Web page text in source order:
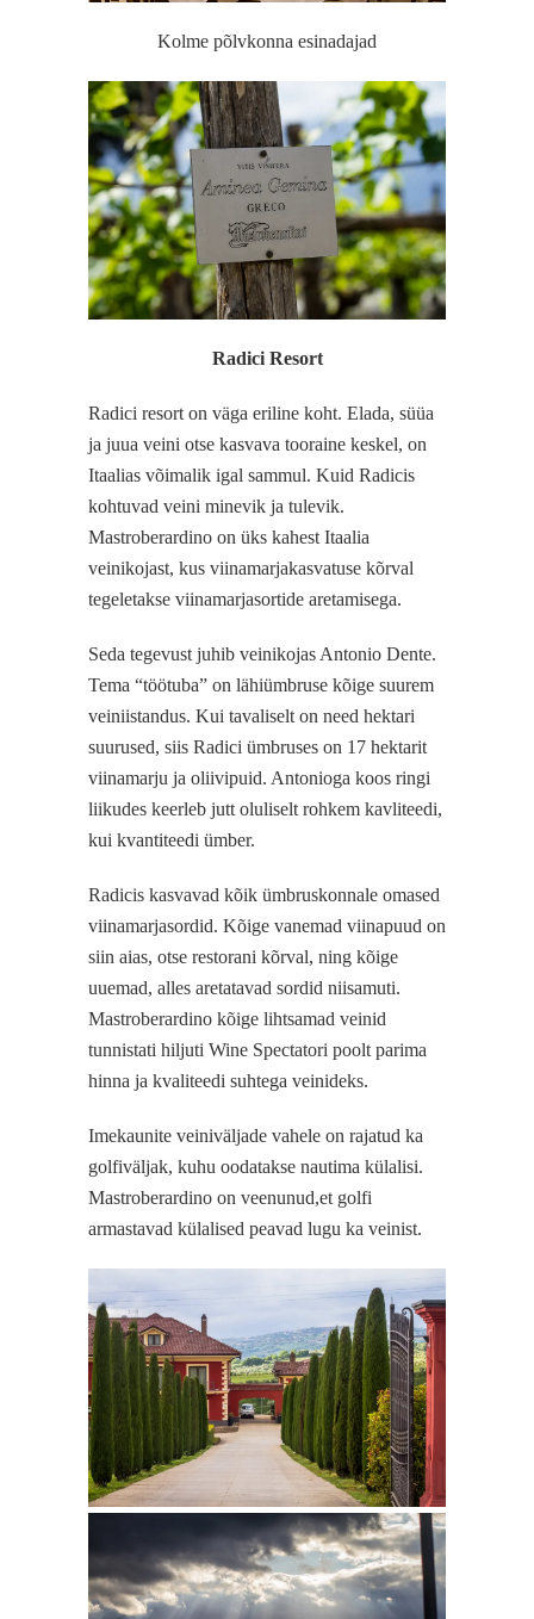
Kolme põlvkonna esinadajad
Radici Resort
Radici resort on väga eriline koht. Elada, süüa
ja juua veini otse kasvava tooraine keskel, on
Itaalias võimalik igal sammul. Kuid Radicis
kohtuvad veini minevik ja tulevik.
Mastroberardino on üks kahest Itaalia
veinikojast, kus viinamarjakasvatuse kõrval
tegeletakse viinamarjasortide aretamisega.
Seda tegevust juhib veinikojas Antonio Dente.
Tema “töötuba” on lähiümbruse kõige suurem
veiniistandus. Kui tavaliselt on need hektari
suurused, siis Radici ümbruses on 17 hektarit
viinamarju ja oliivipuid. Antonioga koos ringi
liikudes keerleb jutt oluliselt rohkem kavliteedi,
kui kvantiteedi ümber.
Radicis kasvavad kõik ümbruskonnale omased
viinamarjasordid. Kõige vanemad viinapuud on
siin aias, otse restorani kõrval, ning kõige
uuemad, alles aretatavad sordid niisamuti.
Mastroberardino kõige lihtsamad veinid
tunnistati hiljuti Wine Spectatori poolt parima
hinna ja kvaliteedi suhtega veinideks.
Imekaunite veiniväljade vahele on rajatud ka
golfiväljak, kuhu oodatakse nautima külalisi.
Mastroberardino on veenunud,et golfi
armastavad külalised peavad lugu ka veinist.